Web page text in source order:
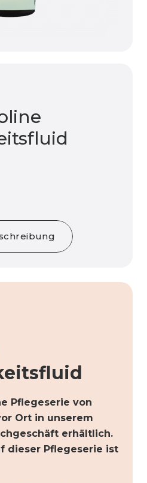
Pflegeserie von
Ort in unserem
erhältlich.
dieser Pflegeserie ist